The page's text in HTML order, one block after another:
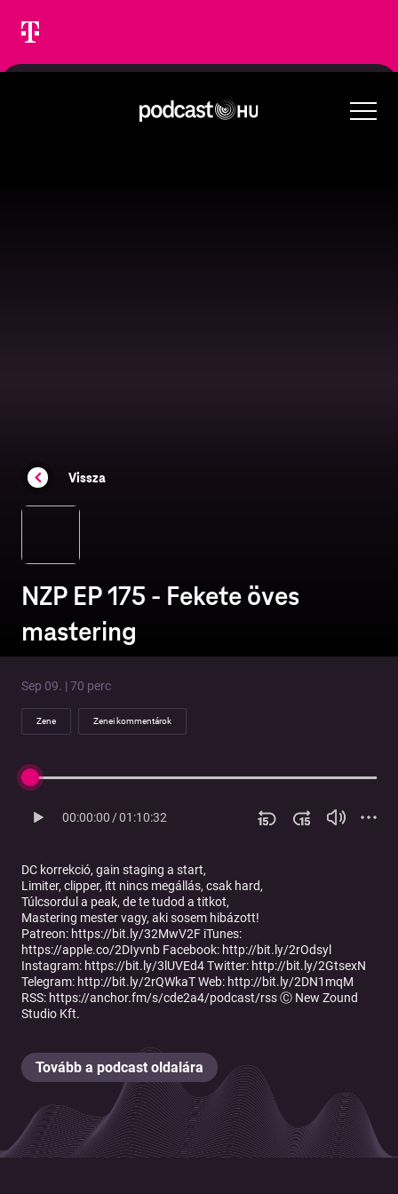
Vissza
NZP EP 175 - Fekete öves
mastering
Sep 09. | 70 perc
Zene Zenei kommentárok
00:00:00/01:10:32
DC korrekció, gain staging a start,
Limiter, clipper, itt nincs megállás, csak hard,
Túlcsordul a peak, de te tudod a titkot,
Mastering mester vagy, aki sosem hibázott!
Patreon: https://bit.ly/32MwV2F iTunes:
https://apple.co/2DIyvnb Facebook: http://bit.ly/2rOdsyl
Instagram: https://bit.ly/3lUVEd4 Twitter: http://bit.ly/2GtsexN
Telegram: http://bit.ly/2rQWkaT Web: http://bit.ly/2DN1mqM
RSS: https://anchor.fm/s/cde2a4/podcast/rss Ⓒ New Zound
Studio Kft.
Tovább a podcast oldalára